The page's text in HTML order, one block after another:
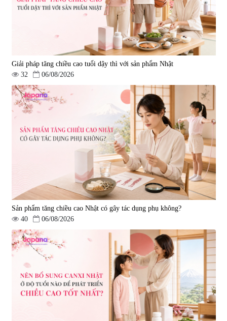
Viên uống bổ gan Ribeto Shoji
Hepaclean 60 viên
690.000 đ
Viên uống hỗ trợ cải thiện thoát
vị đĩa đệm Kyoto Has 30 viên
|14.560
1.600.000 đ
Viên uống hỗ trợ giấc ngủ Fujina
Sleepy Nhật Bản 80 viên
580.000 đ
Viên uống phòng ngừa & hỗ trợ
điều trị đột quỵ Biken Kinase
Gold 60 viên
|0
1.570.000 đ
Giải pháp tăng chiều cao tuổi dậy thì với sản phẩm Nhật
32
06/08/2026
Sản phẩm tăng chiều cao Nhật có gây tác dụng phụ không?
40
06/08/2026